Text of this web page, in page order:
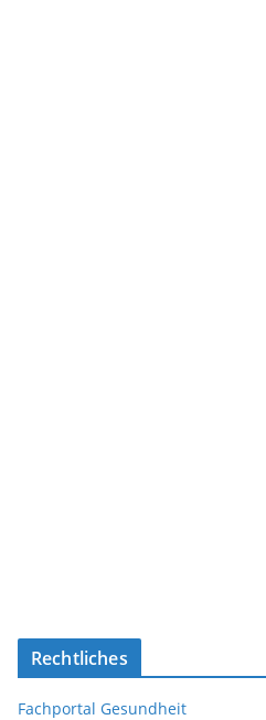
Rechtliches
Fachportal Gesundheit